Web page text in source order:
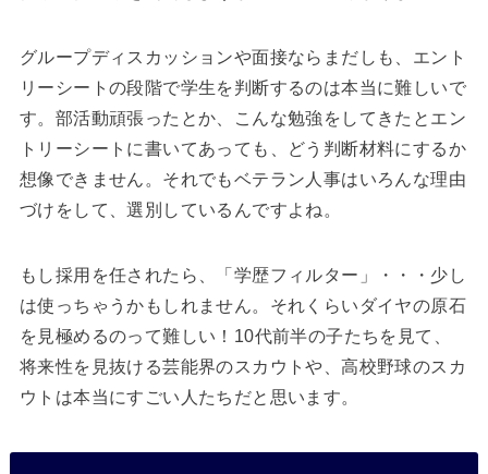
グループディスカッションや面接ならまだしも、エント
リーシートの段階で学生を判断するのは本当に難しいで
す。部活動頑張ったとか、こんな勉強をしてきたとエン
トリーシートに書いてあっても、どう判断材料にするか
想像できません。それでもベテラン人事はいろんな理由
づけをして、選別しているんですよね。
もし採用を任されたら、「学歴フィルター」・・・少し
は使っちゃうかもしれません。それくらいダイヤの原石
を見極めるのって難しい！10代前半の子たちを見て、
将来性を見抜ける芸能界のスカウトや、高校野球のスカ
ウトは本当にすごい人たちだと思います。